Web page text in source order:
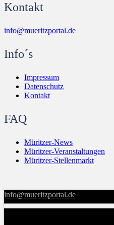
Kontakt
info@mueritzportal.de
Info´s
Impressum
Datenschutz
Kontakt
FAQ
Müritzer-News
Müritzer-Veranstaltungen
Müritzer-Stellenmarkt
info@mueritzportal.de